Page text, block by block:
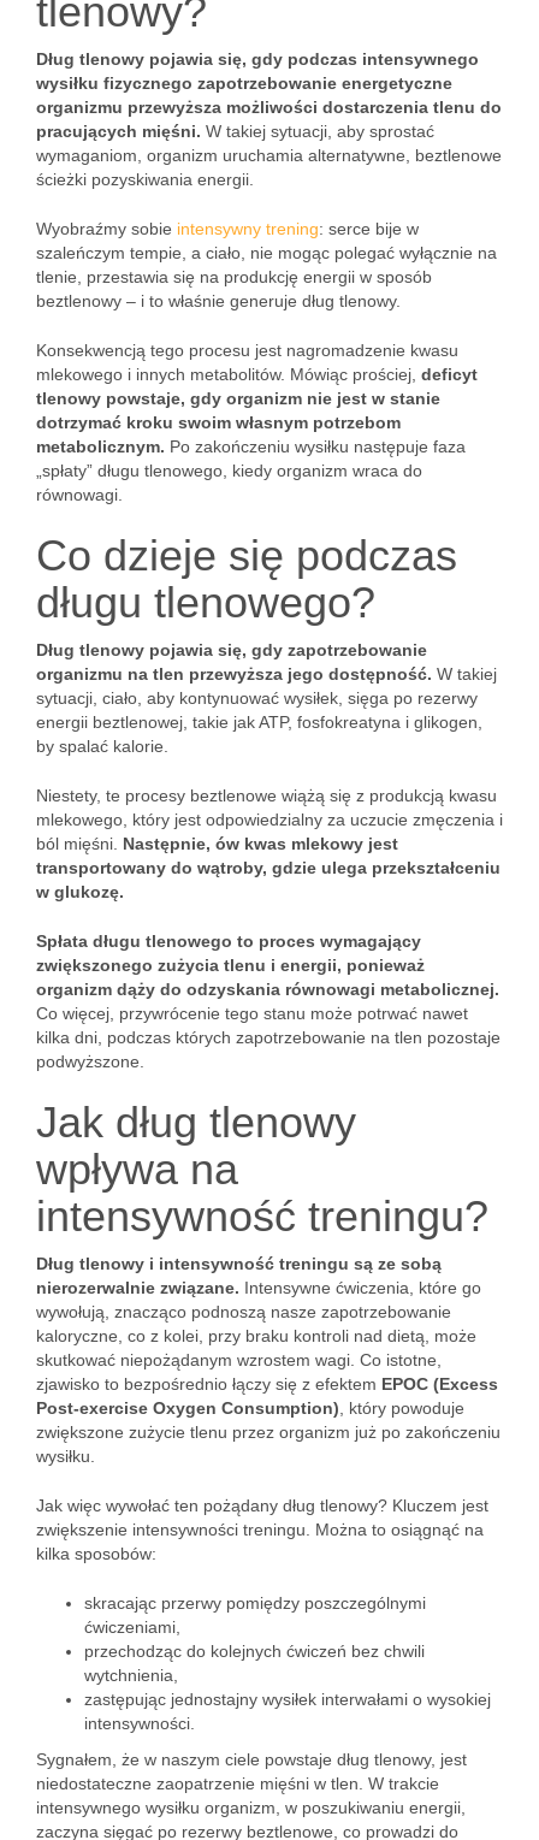
tlenowy?
Dług tlenowy pojawia się, gdy podczas intensywnego
wysiłku fizycznego zapotrzebowanie energetyczne
organizmu przewyższa możliwości dostarczenia tlenu do
pracujących mięśni. W takiej sytuacji, aby sprostać
wymaganiom, organizm uruchamia alternatywne, beztlenowe
ścieżki pozyskiwania energii.
Wyobraźmy sobie intensywny trening: serce bije w
szaleńczym tempie, a ciało, nie mogąc polegać wyłącznie na
tlenie, przestawia się na produkcję energii w sposób
beztlenowy – i to właśnie generuje dług tlenowy.
Konsekwencją tego procesu jest nagromadzenie kwasu
mlekowego i innych metabolitów. Mówiąc prościej, deficyt
tlenowy powstaje, gdy organizm nie jest w stanie
dotrzymać kroku swoim własnym potrzebom
metabolicznym. Po zakończeniu wysiłku następuje faza
„spłaty” długu tlenowego, kiedy organizm wraca do
równowagi.
Co dzieje się podczas
długu tlenowego?
Dług tlenowy pojawia się, gdy zapotrzebowanie
organizmu na tlen przewyższa jego dostępność. W takiej
sytuacji, ciało, aby kontynuować wysiłek, sięga po rezerwy
energii beztlenowej, takie jak ATP, fosfokreatyna i glikogen,
by spalać kalorie.
Niestety, te procesy beztlenowe wiążą się z produkcją kwasu
mlekowego, który jest odpowiedzialny za uczucie zmęczenia i
ból mięśni. Następnie, ów kwas mlekowy jest
transportowany do wątroby, gdzie ulega przekształceniu
w glukozę.
Spłata długu tlenowego to proces wymagający
zwiększonego zużycia tlenu i energii, ponieważ
organizm dąży do odzyskania równowagi metabolicznej.
Co więcej, przywrócenie tego stanu może potrwać nawet
kilka dni, podczas których zapotrzebowanie na tlen pozostaje
podwyższone.
Jak dług tlenowy
wpływa na
intensywność treningu?
Dług tlenowy i intensywność treningu są ze sobą
nierozerwalnie związane. Intensywne ćwiczenia, które go
wywołują, znacząco podnoszą nasze zapotrzebowanie
kaloryczne, co z kolei, przy braku kontroli nad dietą, może
skutkować niepożądanym wzrostem wagi. Co istotne,
zjawisko to bezpośrednio łączy się z efektem EPOC (Excess
Post-exercise Oxygen Consumption) , który powoduje
zwiększone zużycie tlenu przez organizm już po zakończeniu
wysiłku.
Jak więc wywołać ten pożądany dług tlenowy? Kluczem jest
zwiększenie intensywności treningu. Można to osiągnąć na
kilka sposobów:
skracając przerwy pomiędzy poszczególnymi
ćwiczeniami,
przechodząc do kolejnych ćwiczeń bez chwili
wytchnienia,
zastępując jednostajny wysiłek interwałami o wysokiej
intensywności.
Sygnałem, że w naszym ciele powstaje dług tlenowy, jest
niedostateczne zaopatrzenie mięśni w tlen. W trakcie
intensywnego wysiłku organizm, w poszukiwaniu energii,
zaczyna sięgać po rezerwy beztlenowe, co prowadzi do